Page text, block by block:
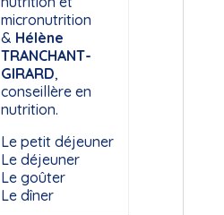
micronutrition
& Hélène
TRANCHANT-
GIRARD,
conseillère en
nutrition.
Le petit déjeuner
Le déjeuner
Le goûter
Le dîner